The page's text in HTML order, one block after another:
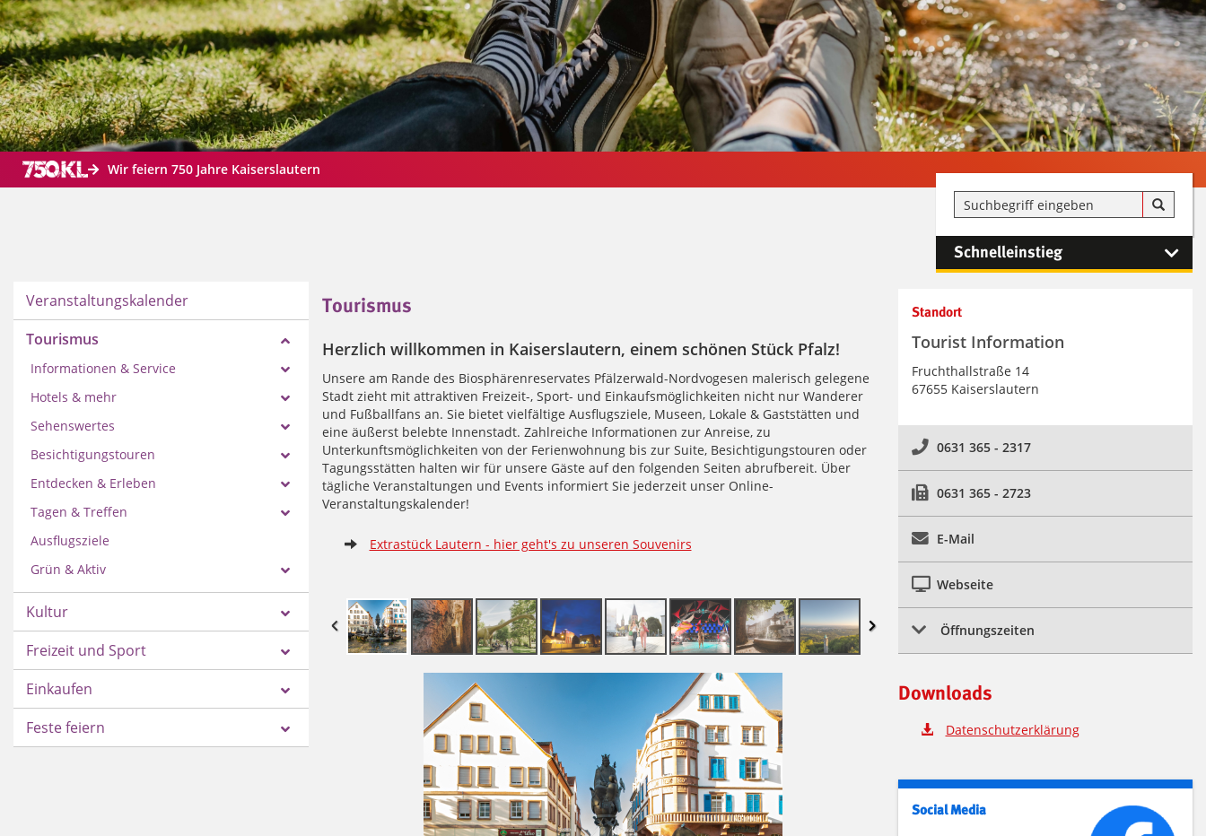
Wir feiern 750 Jahre Kaiserslautern
Schnelleinstieg
Veranstaltungskalender
Tourismus
Informationen & Service
Hotels & mehr
Sehenswertes
Besichtigungstouren
Entdecken & Erleben
Tagen & Treffen
Ausflugsziele
Grün & Aktiv
Kultur
Freizeit und Sport
Einkaufen
Feste feiern
Tourismus
Herzlich willkommen in Kaiserslautern, einem schönen Stück Pfalz!
Unsere am Rande des Biosphärenreservates Pfälzerwald-Nordvogesen malerisch gelegene
Stadt zieht mit attraktiven Freizeit-, Sport- und Einkaufsmöglichkeiten nicht nur Wanderer
und Fußballfans an. Sie bietet vielfältige Ausflugsziele, Museen, Lokale & Gaststätten und
eine äußerst belebte Innenstadt. Zahlreiche Informationen zur Anreise, zu
Unterkunftsmöglichkeiten von der Ferienwohnung bis zur Suite, Besichtigungstouren oder
Tagungsstätten halten wir für unsere Gäste auf den folgenden Seiten abrufbereit. Über
tägliche Veranstaltungen und Events informiert Sie jederzeit unser Online-
Veranstaltungskalender!
Extrastück Lautern - hier geht's zu unseren Souvenirs
Kontaktinformationen und
Weiterführendes
Standort
Tourist Information
Fruchthallstraße 14
67655 Kaiserslautern
0631 365 - 2317
0631 365 - 2723
E-Mail
Webseite
Öffnungszeiten
Downloads
Datenschutzerklärung
Social Media